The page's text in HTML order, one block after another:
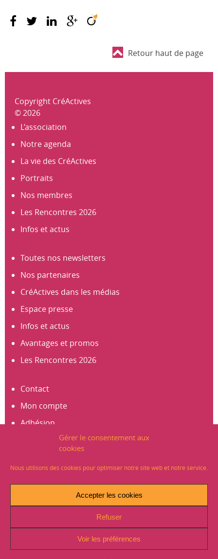
Gérer le consentement aux
cookies
Nous utilisons des cookies pour optimiser notre site web et notre service.
Accepter les cookies
Refuser
Voir les préférences
Retour haut de page
Copyright CréActives
© 2026
L’association
Notre agenda
La vie des CréActives
Portraits
Nos membres
Les Rencontres 2026
Infos et actus
Toutes nos newsletters
Nos partenaires
CréActives dans les médias
Espace presse
Infos et actus
Avantages et promos
Les Rencontres 2026
Contact
Mon compte
Adhésion
S’abonner à la newsletter
Mentions légales
Crédits
Politique de Confidentialité (RGPD)